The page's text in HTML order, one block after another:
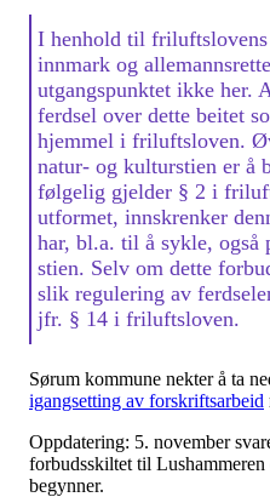
I henhold til friluftslovens
innmark og
utgangspunktet ikke her.
ferdsel over dette beitet
hjemmel i friluftsloven.
natur- og kulturstien er å
følgelig gjelder § 2 i
utformet, innskrenker
har, bl.a. til å sykle, også
stien. Selv om dette
slik regulering av
jfr. § 14 i friluftsloven.
Sørum kommune nekter å ta
igangsetting av forskriftsarbeid
Oppdatering: 5. november
forbudsskiltet til
begynner.